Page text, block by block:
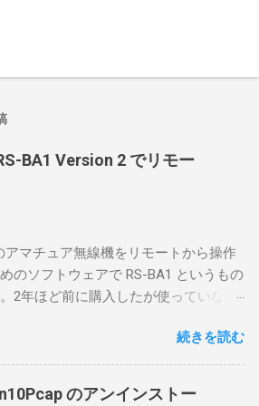
BA1 Version 2 でリモー
アマチュア無線機をリモートから操作
のソフトウェアで RS-BA1 というもの
2年ほど前に購入したが使っていなか
いるので、リモートから操作できる無
のために、真面目に使ってみること
。 市販のソフトウェアだから簡単に動
続きを読む
のアンインストー